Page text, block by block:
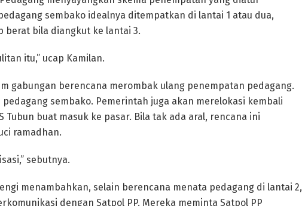
sembako idealnya ditempatkan di lantai 1 atau dua,
berat bila diangkut ke lantai 3.
itu,” ucap Kamilan.
gabungan berencana merombak ulang penempatan pedagang.
sembako. Pemerintah juga akan merelokasi kembali
Tubun buat masuk ke pasar. Bila tak ada aral, rencana ini
ramadhan.
sebutnya.
menambahkan, selain berencana menata pedagang di lantai 2,
dengan Satpol PP. Mereka meminta Satpol PP